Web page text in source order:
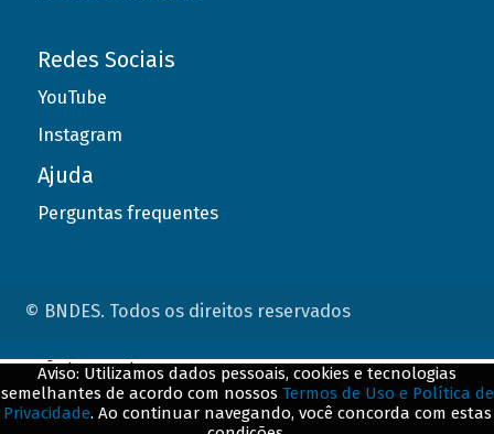
Redes Sociais
YouTube
Instagram
Ajuda
Perguntas frequentes
© BNDES. Todos os direitos reservados
Aviso: Utilizamos dados pessoais, cookies e tecnologias
semelhantes de acordo com nossos Termos de Uso e Política de
Privacidade. Ao continuar navegando, você concorda com estas
ConteÃºdo complementar
${title}${badge}